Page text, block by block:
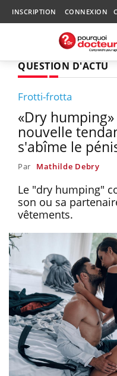
INSCRIPTION CONNEXION
QUESTION D'ACTU
Frotti-frotta
«Dry
nouvelle
s'abîme le
Par Mathilde Debry
Le "dry humping"
son ou sa
vêtements.